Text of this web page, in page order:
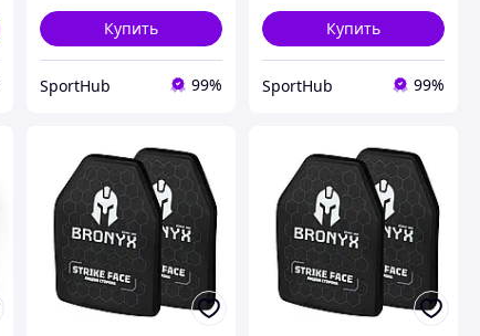
Купить
SportHub 99%
Купить
SportHub 99%